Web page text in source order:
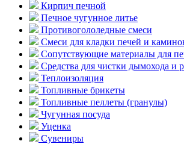
Кирпич печной
Печное чугунное литье
Противогололедные смеси
Смеси для кладки печей и
Сопутствующие материалы для
Средства для чистки дымохода и
Теплоизоляция
Топливные брикеты
Топливные пеллеты (гранулы)
Чугунная посуда
Уценка
Сувениры